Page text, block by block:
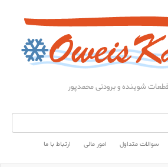
شوینده و برودتی محمدپور
سوالات متداول امور مالی ارتباط با ما